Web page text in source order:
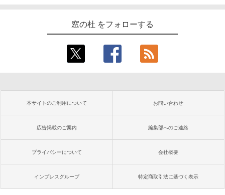
窓の杜 をフォローする
本サイトのご利用について お問い合わせ
広告掲載のご案内 編集部へのご連絡
プライバシーについて 会社概要
インプレスグループ 特定商取引法に基づく表示